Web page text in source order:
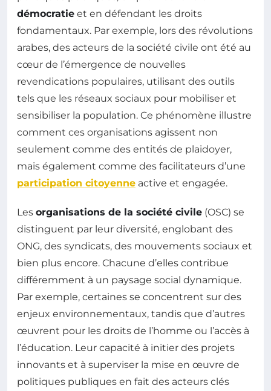
démocratie et en défendant les droits
fondamentaux. Par exemple, lors des révolutions
arabes, des acteurs de la société civile ont été au
cœur de l’émergence de nouvelles
revendications populaires, utilisant des outils
tels que les réseaux sociaux pour mobiliser et
sensibiliser la population. Ce phénomène illustre
comment ces organisations agissent non
seulement comme des entités de plaidoyer,
mais également comme des facilitateurs d’une
participation citoyenne active et engagée.
Les organisations de la société civile (OSC) se
distinguent par leur diversité, englobant des
ONG, des syndicats, des mouvements sociaux et
bien plus encore. Chacune d’elles contribue
différemment à un paysage social dynamique.
Par exemple, certaines se concentrent sur des
enjeux environnementaux, tandis que d’autres
œuvrent pour les droits de l’homme ou l’accès à
l’éducation. Leur capacité à initier des projets
innovants et à superviser la mise en œuvre de
politiques publiques en fait des acteurs clés